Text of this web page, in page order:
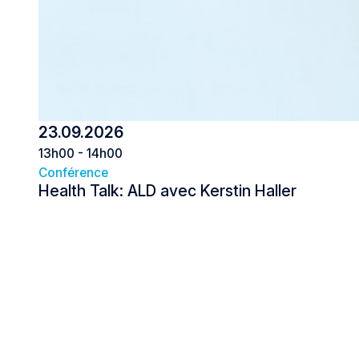
Health Talk: ALD avec Kerstin Haller
Conférence
23.09.2026
13h00 - 14h00